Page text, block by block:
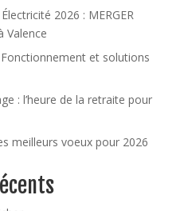
2026 : MERGER
Valence
et solutions
: l’heure de la retraite pour
meilleurs voeux pour 2026